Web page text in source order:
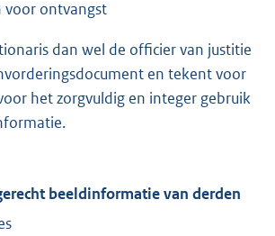
voor ontvangst
dan wel de officier van justitie
en tekent voor
het zorgvuldig en integer gebruik
beeldinformatie van derden